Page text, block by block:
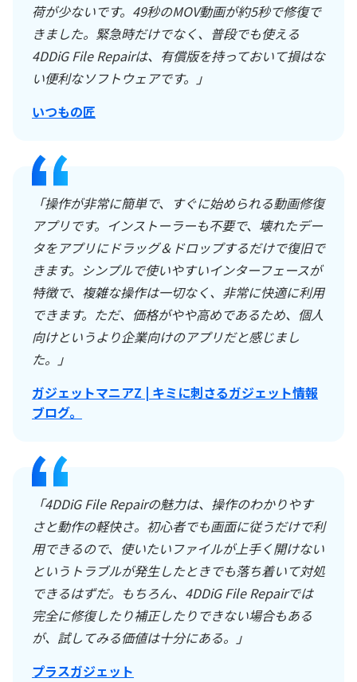
荷が少ないです。49秒のMOV動画が約5秒で修復で
きました。緊急時だけでなく、普段でも使える
4DDiG File Repairは、有償版を持っておいて損はな
い便利なソフトウェアです。」
いつもの匠
「操作が非常に簡単で、すぐに始められる動画修復
アプリです。インストーラーも不要で、壊れたデー
タをアプリにドラッグ＆ドロップするだけで復旧で
きます。シンプルで使いやすいインターフェースが
特徴で、複雑な操作は一切なく、非常に快適に利用
できます。ただ、価格がやや高めであるため、個人
向けというより企業向けのアプリだと感じまし
た。」
ガジェットマニアZ | キミに刺さるガジェット情報
ブログ。
「4DDiG File Repairの魅力は、操作のわかりやす
さと動作の軽快さ。初心者でも画面に従うだけで利
用できるので、使いたいファイルが上手く開けない
というトラブルが発生したときでも落ち着いて対処
できるはずだ。もちろん、4DDiG File Repairでは
完全に修復したり補正したりできない場合もある
が、試してみる価値は十分にある。」
プラスガジェット